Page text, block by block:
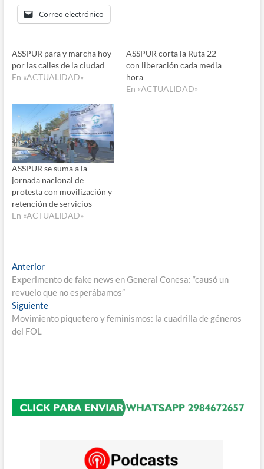
Correo electrónico
ASSPUR para y marcha hoy
por las calles de la ciudad
En «ACTUALIDAD»
ASSPUR corta la Ruta 22
con liberación cada media
hora
En «ACTUALIDAD»
ASSPUR se suma a la
jornada nacional de
protesta con movilización y
retención de servicios
En «ACTUALIDAD»
Navegación
de
entradas
AnteriorEntrada
anterior:
Experimento de fake news en General Conesa: “causó un
revuelo que no esperábamos”
SiguienteEntrada
siguiente:
Movimiento piquetero y feminismos: la cuadrilla de géneros
del FOL